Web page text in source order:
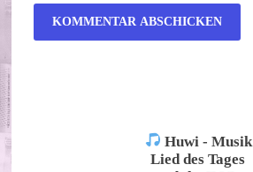
Huwi - Musik
Lied des Tages